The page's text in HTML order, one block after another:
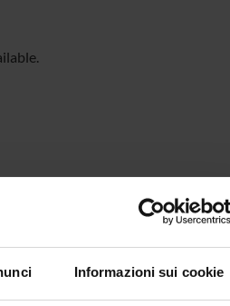
Informazioni sui cookie